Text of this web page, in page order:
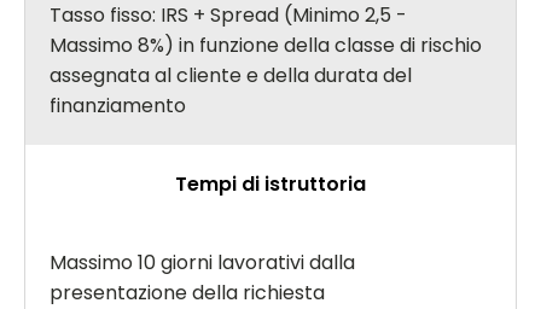
Tasso fisso: IRS + Spread (Minimo 2,5 -
Massimo 8%) in funzione della classe di rischio
assegnata al cliente e della durata del
finanziamento
Tempi di istruttoria
Massimo 10 giorni lavorativi dalla
presentazione della richiesta